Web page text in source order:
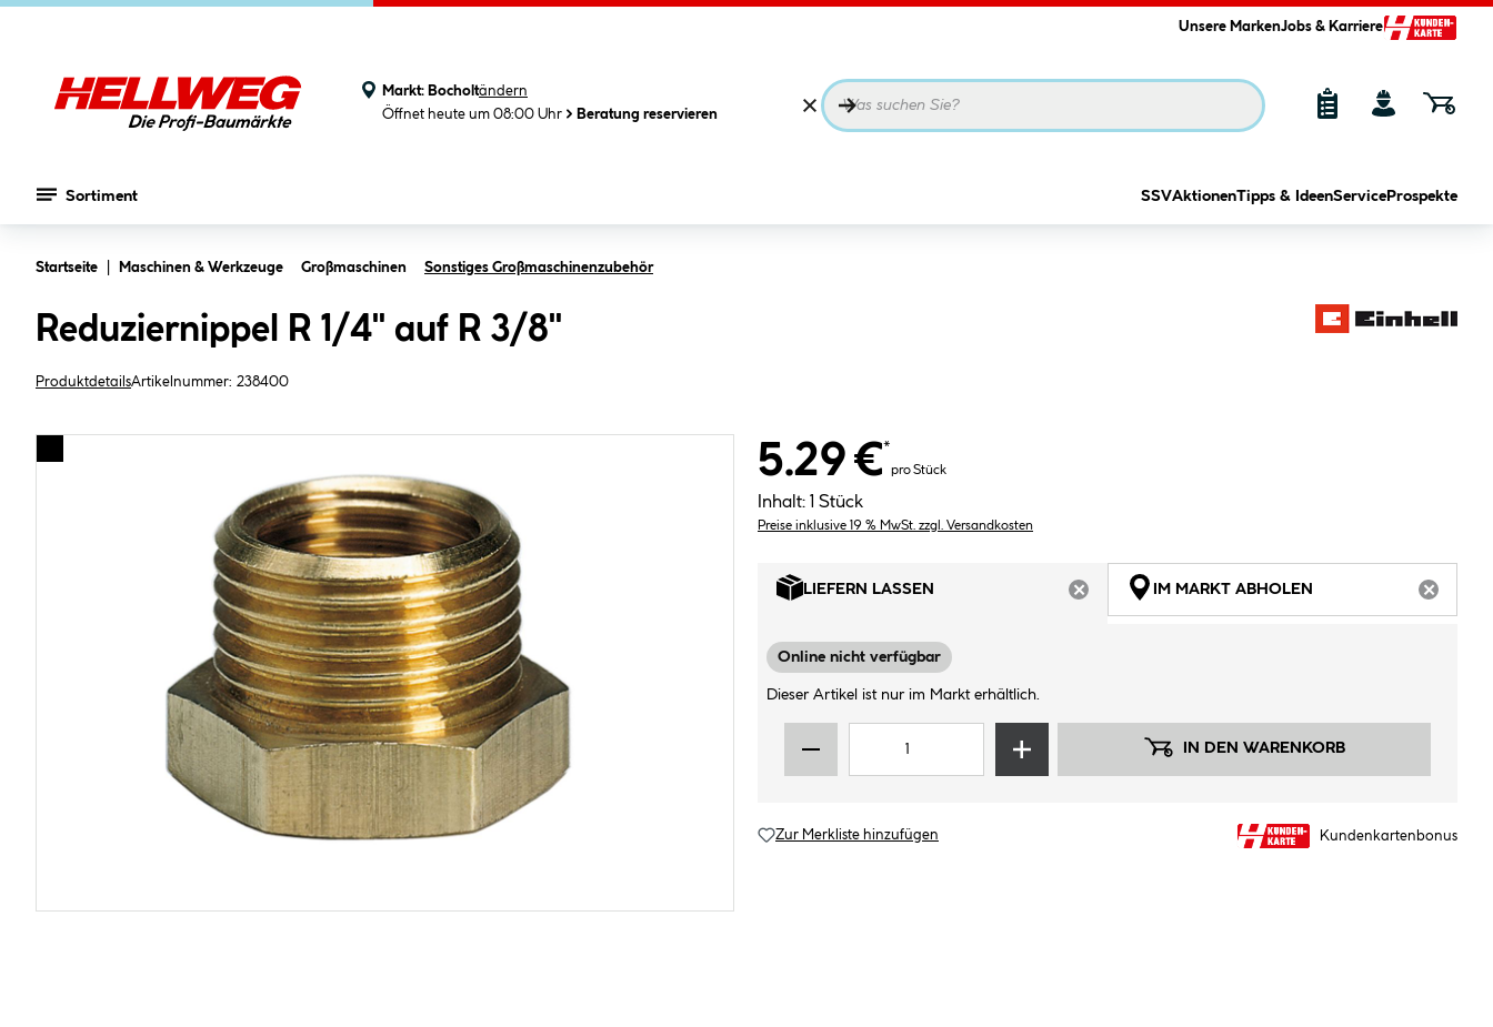
Unsere MarkenJobs & Karriere
Markt: Bocholtändern
Öffnet heute um 08:00 Uhr
Beratung reservieren
Sortiment SSVAktionenTipps & IdeenService Prospekte
Startseite Maschinen & Werkzeuge Großmaschinen Sonstiges Großmaschinenzubehör
Reduziernippel R 1/4" auf R 3/8"
ProduktdetailsArtikelnummer: 238400
5.29 €*
pro Stück
Inhalt: 1 Stück
Preise inklusive 19 % MwSt. zzgl. Versandkosten
LIEFERN LASSEN
ARTIKEL NICHT VERFÜGBAR
IM MARKT ABHOLEN
Online nicht verfügbar
Dieser Artikel ist nur im Markt erhältlich.
IN DEN WARENKORB
Zur Merkliste hinzufügen Kundenkartenbonus